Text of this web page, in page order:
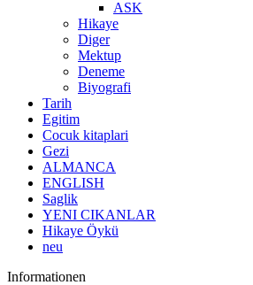
ASK
Hikaye
Diger
Mektup
Deneme
Biyografi
Tarih
Egitim
Cocuk kitaplari
Gezi
ALMANCA
ENGLISH
Saglik
YENI CIKANLAR
Hikaye Öykü
neu
Informationen